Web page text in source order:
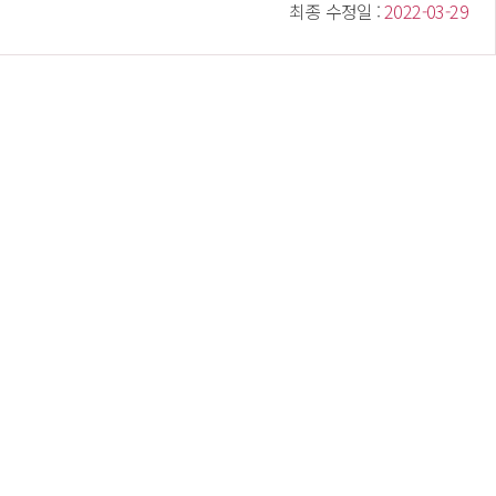
최종 수정일 : 2022-03-29